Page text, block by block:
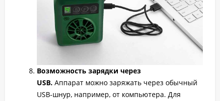
Возможность зарядки через
USB. Аппарат можно заряжать через обычный
USB-шнур, например, от компьютера. Для